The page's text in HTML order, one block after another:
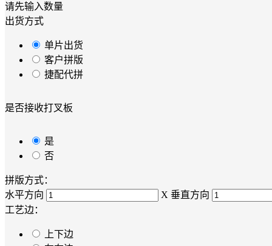
请先输入数量
出货方式
单片出货
客户拼版
捷配代拼
是否接收打叉板
是
否
拼版方式：
水平方向
X 垂直方向
工艺边：
上下边